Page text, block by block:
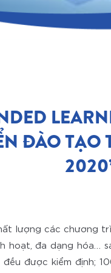
ĐÀO
lượng các chương
hoạt, đa dạng hóa…
được kiểm định;